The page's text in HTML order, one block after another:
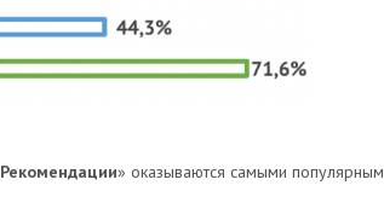
Рекомендации» оказываются самыми популярным